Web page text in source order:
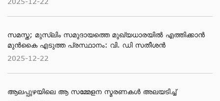
സമസ്ത; മുസ്ലിം സമുദായത്തെ മുഖ്യധാരയിൽ എത്തിക്കാൻ
മുൻകൈ എടുത്ത പ്രസ്ഥാനം: വി. ഡി സതീശൻ
2025-12-22
ആലപ്പുഴയിലെ ആ സമ്മേളന സ്മരണകൾ അലയടിച്ച്